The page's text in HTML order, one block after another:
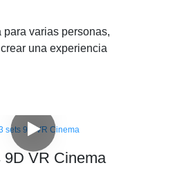
varias personas,
una experiencia
9D VR Cinema